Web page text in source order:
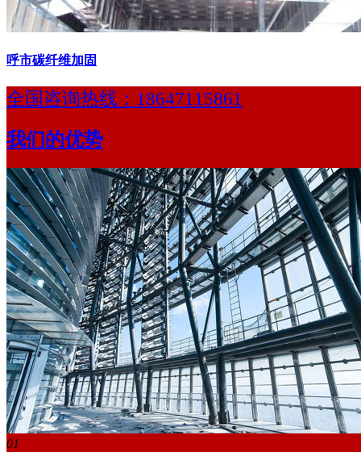
呼市碳纤维加固
全国咨询热线： 18647115861
我们的优势
01